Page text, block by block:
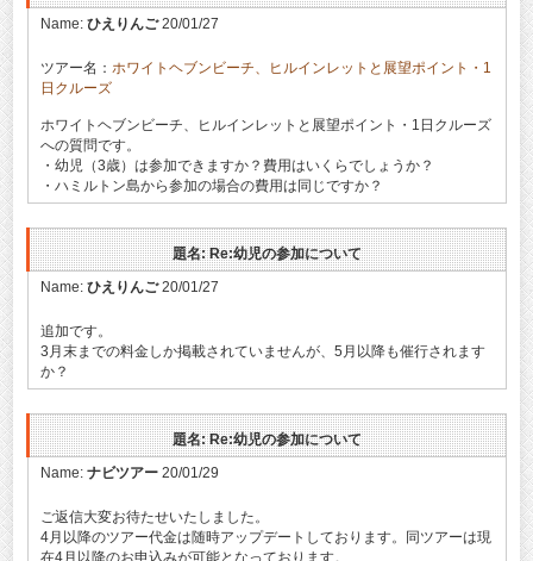
Name: ひえりんご20/01/27
ツアー名： ホワイトヘブンビーチ、ヒルインレットと展望ポイント・1
日クルーズ
ホワイトヘブンビーチ、ヒルインレットと展望ポイント・1日クルーズ
への質問です。
・幼児（3歳）は参加できますか？費用はいくらでしょうか？
・ハミルトン島から参加の場合の費用は同じですか？
題名: Re:幼児の参加について
Name: ひえりんご20/01/27
追加です。
3月末までの料金しか掲載されていませんが、5月以降も催行されます
か？
題名: Re:幼児の参加について
Name: ナビツアー20/01/29
ご返信大変お待たせいたしました。
4月以降のツアー代金は随時アップデートしております。同ツアーは現
在4月以降のお申込みが可能となっております。